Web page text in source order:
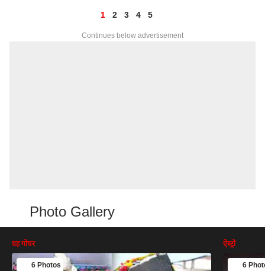
1 2 3 4 5
Continues below advertisement
Photo Gallery
ग्रह गोचर
6 Photos
ऐस्ट्रो
6